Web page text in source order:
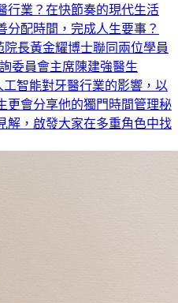
行業？在快節奏的現代生活
分配時間，完成人生要事？
長黃金耀博士聯同兩位學員
委員會主席陳建強醫生
工智能對牙醫行業的影響，以
更會分享他的獨門時間管理秘
解，啟發大家在多重角色中找